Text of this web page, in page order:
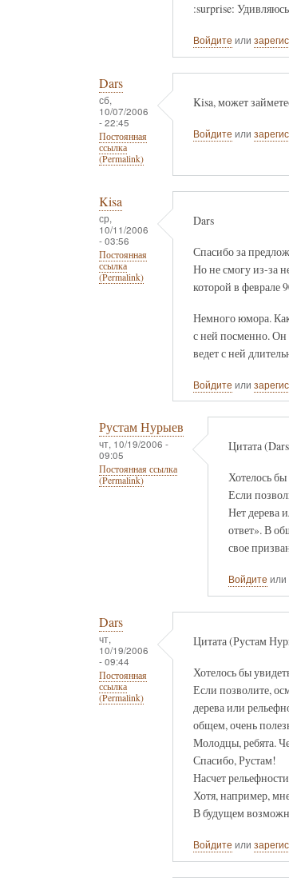
:surprise:
Войдите или
Dars
сб,
10/07/2006
- 22:45
Постоянная
ссылка
(Permalink)
Kisa, может
Войдите или
Kisa
ср,
10/11/2006
- 03:56
Постоянная
ссылка
(Permalink)
Dars
Спасибо за
Но не смогу из-за
которой в феврале
Немного юмора.
с ней посменно. Он
ведет с ней
Войдите или
Рустам Нурыев
чт, 10/19/2006 -
09:05
Постоянная ссылка
(Permalink)
Цитата
Хотелось бы
Если
Нет дерева
ответ». В
свое
Войдите или
Dars
чт,
10/19/2006
- 09:44
Постоянная
ссылка
(Permalink)
Цитата (Рустам
Хотелось бы
Если позволите,
дерева или
общем, очень
Молодцы, ребята.
Спасибо, Рустам!
Насчет
Хотя, например,
В будущем
Войдите или